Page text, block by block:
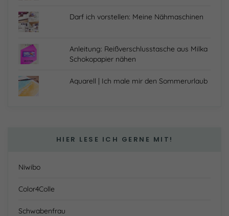
Darf ich vorstellen: Meine Nähmaschinen
Anleitung: Reißverschlusstasche aus Milka
Schokopapier nähen
Aquarell | Ich male mir den Sommerurlaub
HIER LESE ICH GERNE MIT!
Niwibo
Color4Colle
Schwabenfrau